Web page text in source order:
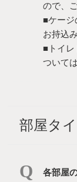
ので、
■ケージ
お持込
■トイレ
ついて
部屋タ
各部屋